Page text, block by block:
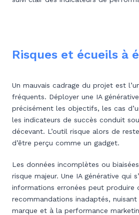
Risques et écueils à
Un mauvais cadrage du projet est
fréquents. Déployer une IA
précisément les objectifs, les cas
les indicateurs de succès conduit
décevant. L’outil risque alors de
d’être perçu comme un gadget.
Les données incomplètes ou
risque majeur. Une IA générative qui
informations erronées peut produire
recommandations inadaptés,
marque et à la performance